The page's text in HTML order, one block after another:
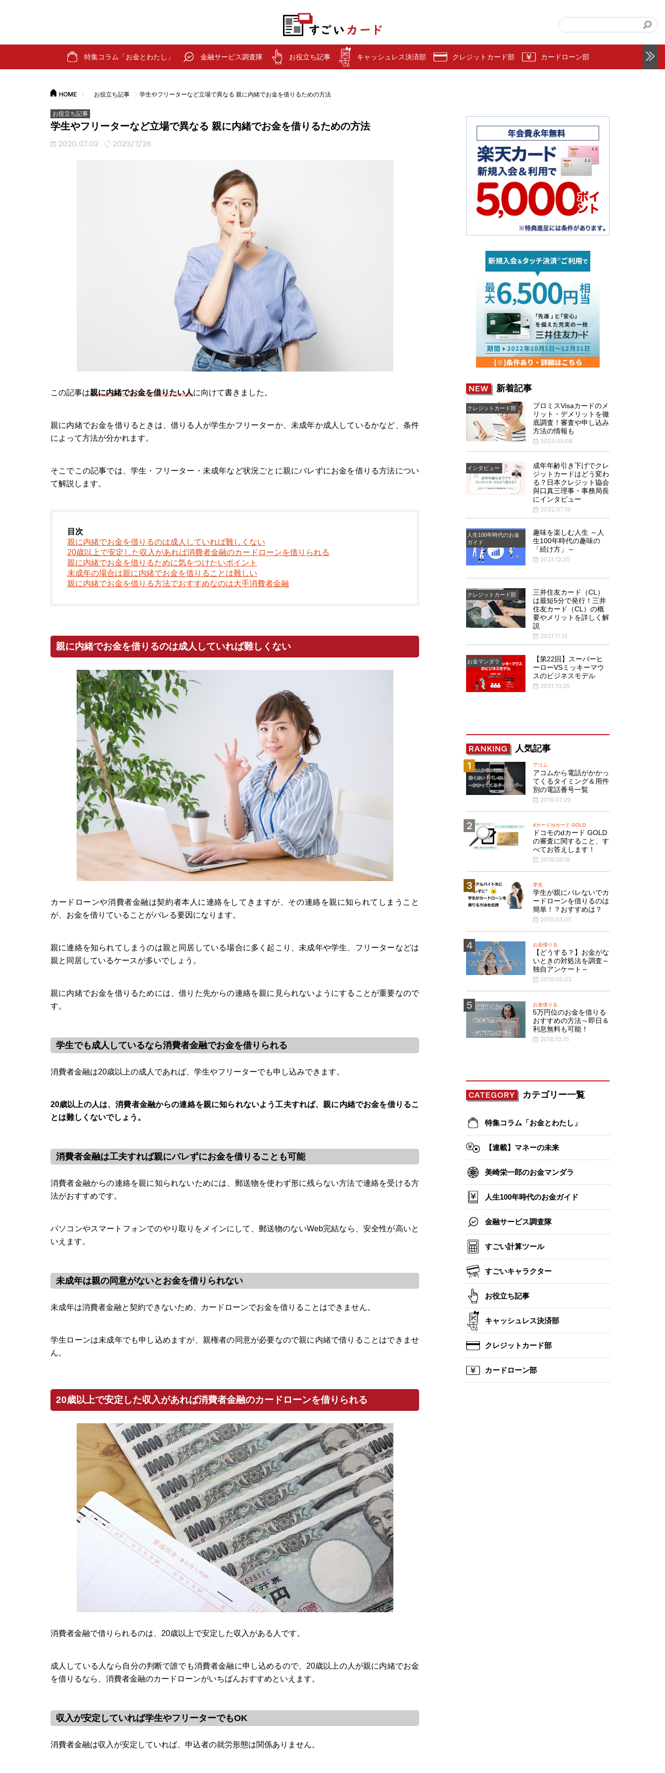
特集コラム「お金とわたし」 金融サービス調査隊 お役立ち記事 キャッシュレス決済部 クレジットカード部 カードローン部
HOME お役立ち記事 学生やフリーターなど立場で異なる 親に内緒でお金を借りるための方法
お役立ち記事
学生やフリーターなど立場で異なる 親に内緒でお金を借りるための方法
2020.07.02 2023/7/26
この記事は親に内緒でお金を借りたい人に向けて書きました。
親に内緒でお金を借りるときは、借りる人が学生かフリーターか、未成年か成人しているかなど、条件
によって方法が分かれます。
そこでこの記事では、学生・フリーター・未成年など状況ごとに親にバレずにお金を借りる方法につい
て解説します。
目次
親に内緒でお金を借りるのは成人していれば難しくない
20歳以上で安定した収入があれば消費者金融のカードローンを借りられる
親に内緒でお金を借りるために気をつけたいポイント
未成年の場合は親に内緒でお金を借りることは難しい
親に内緒でお金を借りる方法でおすすめなのは大手消費者金融
親に内緒でお金を借りるのは成人していれば難しくない
カードローンや消費者金融は契約者本人に連絡をしてきますが、その連絡を親に知られてしまうこと
が、お金を借りていることがバレる要因になります。
親に連絡を知られてしまうのは親と同居している場合に多く起こり、未成年や学生、フリーターなどは
親と同居しているケースが多いでしょう。
親に内緒でお金を借りるためには、借りた先からの連絡を親に見られないようにすることが重要なので
す。
学生でも成人しているなら消費者金融でお金を借りられる
消費者金融は20歳以上の成人であれば、学生やフリーターでも申し込みできます。
20歳以上の人は、消費者金融からの連絡を親に知られないよう工夫すれば、親に内緒でお金を借りるこ
とは難しくないでしょう。
消費者金融は工夫すれば親にバレずにお金を借りることも可能
消費者金融からの連絡を親に知られないためには、郵送物を使わず形に残らない方法で連絡を受ける方
法がおすすめです。
パソコンやスマートフォンでのやり取りをメインにして、郵送物のないWeb完結なら、安全性が高いと
いえます。
未成年は親の同意がないとお金を借りられない
未成年は消費者金融と契約できないため、カードローンでお金を借りることはできません。
学生ローンは未成年でも申し込めますが、親権者の同意が必要なので親に内緒で借りることはできませ
ん。
20歳以上で安定した収入があれば消費者金融のカードローンを借りられる
消費者金融で借りられるのは、20歳以上で安定した収入がある人です。
成人している人なら自分の判断で誰でも消費者金融に申し込めるので、20歳以上の人が親に内緒でお金
を借りるなら、消費者金融のカードローンがいちばんおすすめといえます。
収入が安定していれば学生やフリーターでもOK
消費者金融は収入が安定していれば、申込者の就労形態は関係ありません。
NEW 新着記事
クレジットカード部
プロミスVisaカードのメ
リット・デメリットを徹
底調査！審査や申し込み
方法の情報も
2023.05.08
インタビュー
成年年齢引き下げでクレ
ジットカードはどう変わ
る？日本クレジット協会
與口真三理事・事務局長
にインタビュー
2022.07.19
人生100年時代のお金
ガイド
趣味を楽しむ人生 ～人
生100年時代の趣味の
「続け方」～
2021.12.20
クレジットカード部
三井住友カード（CL）
は最短5分で発行！三井
住友カード（CL）の概
要やメリットを詳しく解
説
2021.11.12
お金マンダラ
【第22回】スーパーヒ
ーローVSミッキーマウ
スのビジネスモデル
2021.10.25
RANKING 人気記事
アコム
アコムから電話がかかっ
てくるタイミング＆用件
別の電話番号一覧
2019.07.29
dカード/dカード GOLD
ドコモのdカード GOLD
の審査に関すること、す
べてお答えします！
2018.09.19
学生
学生が親にバレないでカ
ードローンを借りるのは
簡単！？おすすめは？
2019.03.05
お金借りる
【どうする？】お金がな
いときの対処法を調査～
独自アンケート～
2019.05.03
お金借りる
5万円位のお金を借りる
おすすめの方法～即日＆
利息無料も可能！
2018.10.15
CATEGORY カテゴリー一覧
特集コラム「お金とわたし」
【連載】マネーの未来
美崎栄一郎のお金マンダラ
人生100年時代のお金ガイド
金融サービス調査隊
すごい計算ツール
すごいキャラクター
お役立ち記事
キャッシュレス決済部
クレジットカード部
カードローン部